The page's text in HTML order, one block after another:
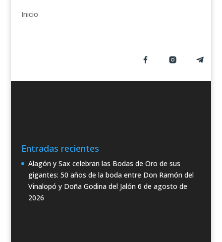
s
Inicio
Entradas recientes
Alagón y Sax celebran las Bodas de Oro de sus
gigantes: 50 años de la boda entre Don Ramón del
Vinalopó y Doña Godina del Jalón 6 de agosto de
2026